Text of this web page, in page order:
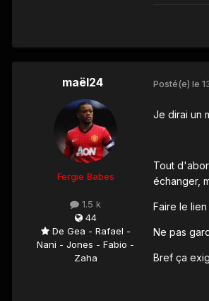
maël24
Fergie Babes
1.5 k
44
De Gea - Rafael -
Nani - Jones - Fabio -
Zaha
Posté(e) le
Je dirai un
Tout
échanger,
Faire le
Ne pas
Bref ça